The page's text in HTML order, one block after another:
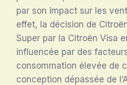
par son impact sur les
effet, la décision de
Super par la Citroën Visa
influencée par des
consommation élevée de
conception dépassée de